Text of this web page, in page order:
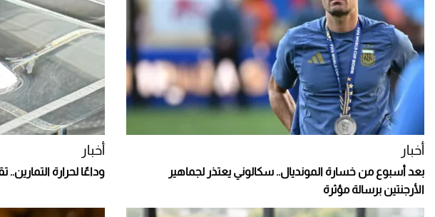
أخبار
بعد أسبوع من خسارة المونديال.. سكالوني يعتذر لجماهير
الأرجنتين برسالة مؤثرة
أخبار
وداعًا لحرارة